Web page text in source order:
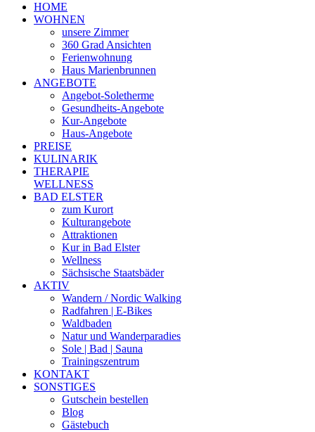
HOME
WOHNEN
unsere Zimmer
360 Grad Ansichten
Ferienwohnung
Haus Marienbrunnen
ANGEBOTE
Angebot-Soletherme
Gesundheits-Angebote
Kur-Angebote
Haus-Angebote
PREISE
KULINARIK
THERAPIE
WELLNESS
BAD ELSTER
zum Kurort
Kulturangebote
Attraktionen
Kur in Bad Elster
Wellness
Sächsische Staatsbäder
AKTIV
Wandern / Nordic Walking
Radfahren | E-Bikes
Waldbaden
Natur und Wanderparadies
Sole | Bad | Sauna
Trainingszentrum
KONTAKT
SONSTIGES
Gutschein bestellen
Blog
Gästebuch